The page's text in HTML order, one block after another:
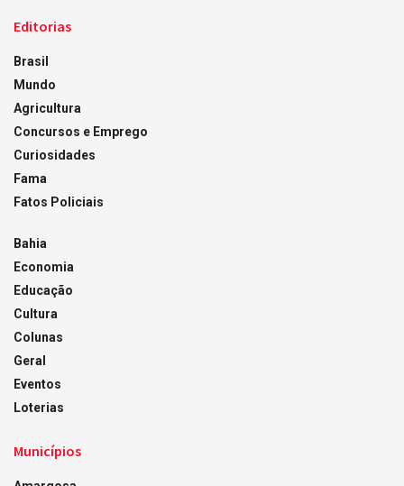
Editorias
Brasil
Mundo
Agricultura
Concursos e Emprego
Curiosidades
Fama
Fatos Policiais
Bahia
Economia
Educação
Cultura
Colunas
Geral
Eventos
Loterias
Municípios